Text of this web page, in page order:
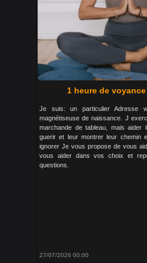
1 heure de
Je suis: un particulier Adresse
magnétiseuse de naissance. J
marchande de tableau, mais aider
guerir et leur montrer leur chemin
ignorer Je vous propose de vous
vous aider dans vos choix et
questions.
27/07/2026 00:00